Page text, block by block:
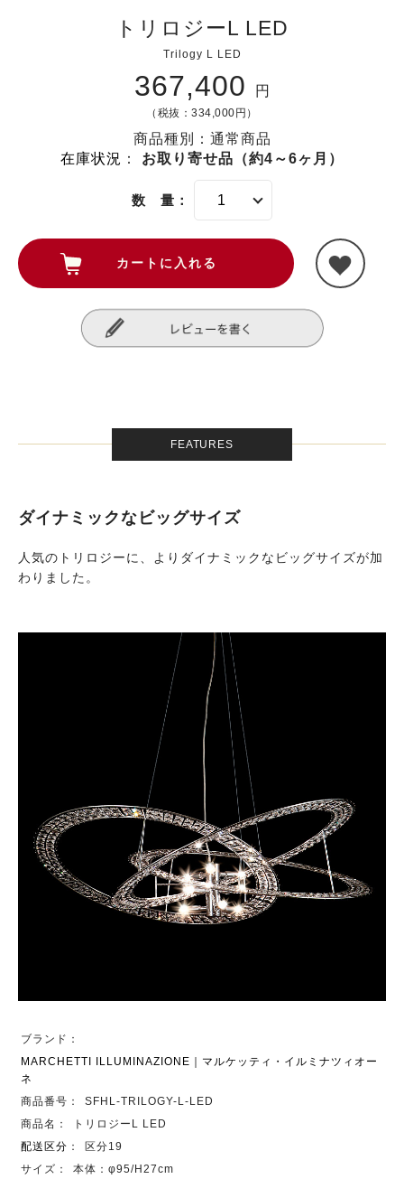
トリロジーL LED
Trilogy L LED
367,400 円
（税抜：334,000円）
商品種別：通常商品
在庫状況 ： お取り寄せ品（約4～6ヶ月）
数 量：
FEATURES
ダイナミックなビッグサイズ
人気のトリロジーに、よりダイナミックなビッグサイズが加
わりました。
ブランド：
MARCHETTI ILLUMINAZIONE｜マルケッティ・イルミナツィオー
ネ
商品番号：
SFHL-TRILOGY-L-LED
商品名：
トリロジーL LED
配送区分 ：
区分19
サイズ：
本体：φ95/H27cm